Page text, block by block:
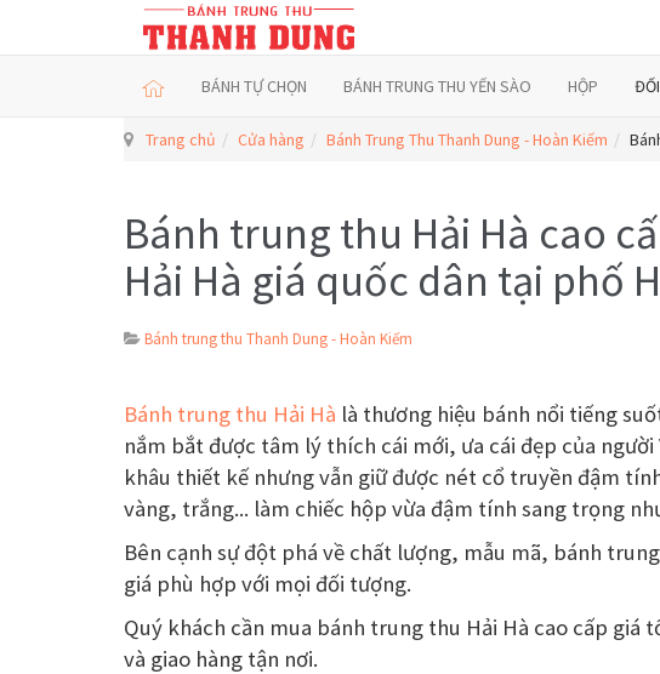
BÁNH TỰ CHỌN BÁNH TRUNG THU YẾN SÀO HỘP
Trang chủ Cửa hàng Bánh Trung Thu Thanh Dung - Hoàn Kiếm
Bánh trung thu Hải Hà cao
Hải Hà giá quốc dân tại phố
Bánh trung thu Thanh Dung - Hoàn Kiếm
Bánh trung thu Hải Hà là thương hiệu bánh nổi tiếng
nắm bắt được tâm lý thích cái mới, ưa cái đẹp của
khâu thiết kế nhưng vẫn giữ được nét cổ truyền đậm
vàng, trắng... làm chiếc hộp vừa đậm tính sang trọng
Bên cạnh sự đột phá về chất lượng, mẫu mã, bánh
giá phù hợp với mọi đối tượng.
Quý khách cần mua bánh trung thu Hải Hà cao cấp
và giao hàng tận nơi.